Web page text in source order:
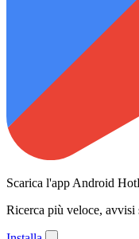
Scarica l'app Android
Ricerca più veloce, avvisi